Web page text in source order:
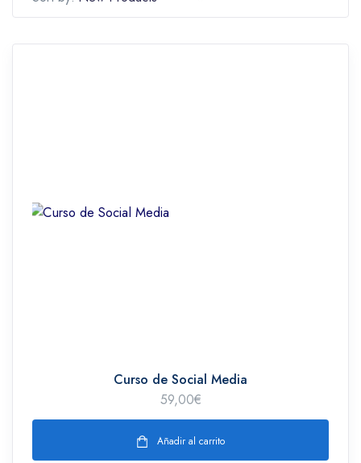
Curso de Social Media
59,00€
Añadir al carrito